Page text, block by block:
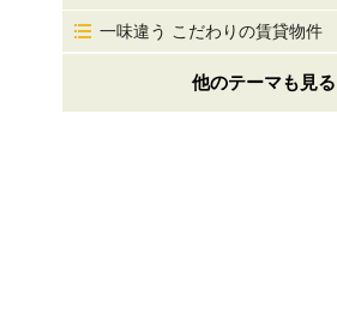
一味違う こだわりの賃貸物件
他のテーマも見る